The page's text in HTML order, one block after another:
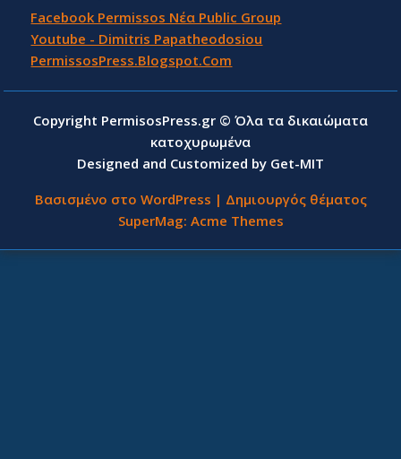
Facebook Permissos Νέα Public Group
Youtube - Dimitris Papatheodosiou
PermissosPress.Blogspot.Com
Copyright PermisosPress.gr © Όλα τα δικαιώματα
κατοχυρωμένα
Designed and Customized by Get-MIT
Βασισμένο στο WordPress | Δημιουργός θέματος
SuperMag: Acme Themes